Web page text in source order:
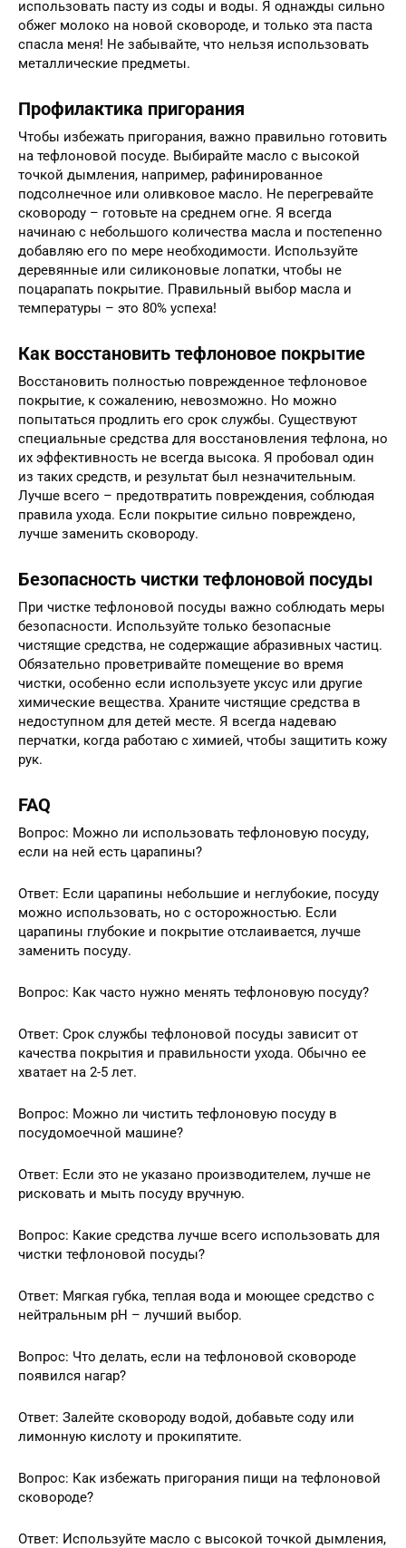
использовать пасту из соды и воды. Я однажды сильно
обжег молоко на новой сковороде, и только эта паста
спасла меня! Не забывайте, что нельзя использовать
металлические предметы.
Профилактика пригорания
Чтобы избежать пригорания, важно правильно готовить
на тефлоновой посуде. Выбирайте масло с высокой
точкой дымления, например, рафинированное
подсолнечное или оливковое масло. Не перегревайте
сковороду – готовьте на среднем огне. Я всегда
начинаю с небольшого количества масла и постепенно
добавляю его по мере необходимости. Используйте
деревянные или силиконовые лопатки, чтобы не
поцарапать покрытие. Правильный выбор масла и
температуры – это 80% успеха!
Как восстановить тефлоновое покрытие
Восстановить полностью поврежденное тефлоновое
покрытие, к сожалению, невозможно. Но можно
попытаться продлить его срок службы. Существуют
специальные средства для восстановления тефлона, но
их эффективность не всегда высока. Я пробовал один
из таких средств, и результат был незначительным.
Лучше всего – предотвратить повреждения, соблюдая
правила ухода. Если покрытие сильно повреждено,
лучше заменить сковороду.
Безопасность чистки тефлоновой посуды
При чистке тефлоновой посуды важно соблюдать меры
безопасности. Используйте только безопасные
чистящие средства, не содержащие абразивных частиц.
Обязательно проветривайте помещение во время
чистки, особенно если используете уксус или другие
химические вещества. Храните чистящие средства в
недоступном для детей месте. Я всегда надеваю
перчатки, когда работаю с химией, чтобы защитить кожу
рук.
FAQ
Вопрос: Можно ли использовать тефлоновую посуду,
если на ней есть царапины?
Ответ: Если царапины небольшие и неглубокие, посуду
можно использовать, но с осторожностью. Если
царапины глубокие и покрытие отслаивается, лучше
заменить посуду.
Вопрос: Как часто нужно менять тефлоновую посуду?
Ответ: Срок службы тефлоновой посуды зависит от
качества покрытия и правильности ухода. Обычно ее
хватает на 2-5 лет.
Вопрос: Можно ли чистить тефлоновую посуду в
посудомоечной машине?
Ответ: Если это не указано производителем, лучше не
рисковать и мыть посуду вручную.
Вопрос: Какие средства лучше всего использовать для
чистки тефлоновой посуды?
Ответ: Мягкая губка, теплая вода и моющее средство с
нейтральным pH – лучший выбор.
Вопрос: Что делать, если на тефлоновой сковороде
появился нагар?
Ответ: Залейте сковороду водой, добавьте соду или
лимонную кислоту и прокипятите.
Вопрос: Как избежать пригорания пищи на тефлоновой
сковороде?
Ответ: Используйте масло с высокой точкой дымления,